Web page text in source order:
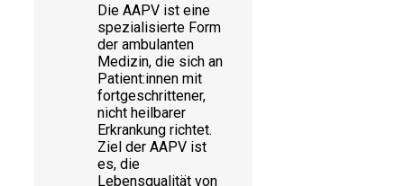
Die AAPV ist eine
spezialisierte Form
der ambulanten
Medizin, die sich an
Patient:innen mit
fortgeschrittener,
nicht heilbarer
Erkrankung richtet.
Ziel der AAPV ist
es, die
Lebensqualität von